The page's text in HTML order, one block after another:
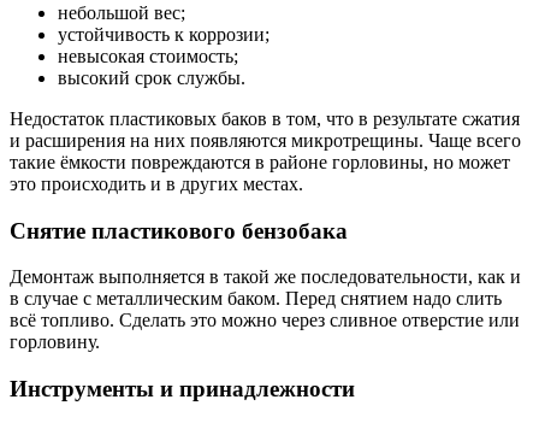
небольшой вес;
устойчивость к коррозии;
невысокая стоимость;
высокий срок службы.
Недостаток пластиковых баков в том, что в результате сжатия
и расширения на них появляются микротрещины. Чаще всего
такие ёмкости повреждаются в районе горловины, но может
это происходить и в других местах.
Снятие пластикового бензобака
Демонтаж выполняется в такой же последовательности, как и
в случае с металлическим баком. Перед снятием надо слить
всё топливо. Сделать это можно через сливное отверстие или
горловину.
Инструменты и принадлежности